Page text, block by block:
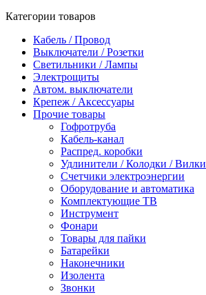
Категории товаров
Кабель / Провод
Выключатели / Розетки
Светильники / Лампы
Электрощиты
Автом. выключатели
Крепеж / Аксессуары
Прочие товары
Гофротруба
Кабель-канал
Распред. коробки
Удлинители / Колодки / Вилки
Счетчики электроэнергии
Оборудование и автоматика
Комплектующие ТВ
Инструмент
Фонари
Товары для пайки
Батарейки
Наконечники
Изолента
Звонки